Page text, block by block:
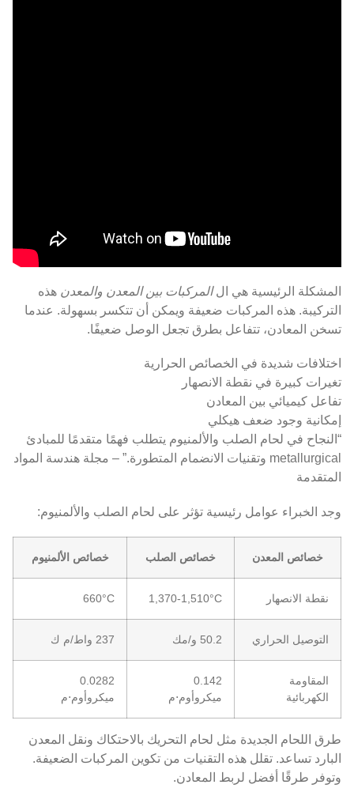
المشكلة الرئيسية هي الالمركبات بين المعدن والمعدنهذه
التركيبة. هذه المركبات ضعيفة ويمكن أن تتكسر بسهولة. عندما
تسخن المعادن، تتفاعل بطرق تجعل الوصل ضعيفًا.
اختلافات شديدة في الخصائص الحرارية
تغيرات كبيرة في نقطة الانصهار
تفاعل كيميائي بين المعادن
إمكانية وجود ضعف هيكلي
“النجاح في لحام الصلب والألمنيوم يتطلب فهمًا متقدمًا للمبادئ
metallurgical وتقنيات الانضمام المتطورة.” – مجلة هندسة المواد
المتقدمة
وجد الخبراء عوامل رئيسية تؤثر على لحام الصلب والألمنيوم:
خصائص المعدن خصائص الصلب خصائص الألمنيوم
نقطة الانصهار 1,370-1,510°C
660°C
التوصيل الحراري 50.2 و/مك 237 واط/م ك
المقاومة
الكهربائية
0.142
ميكروأوم⋅م
0.0282
ميكروأوم⋅م
طرق اللحام الجديدة مثل لحام التحريك بالاحتكاك ونقل المعدن
البارد تساعد. تقلل هذه التقنيات من تكوين المركبات الضعيفة.
وتوفر طرقًا أفضل لربط المعادن.